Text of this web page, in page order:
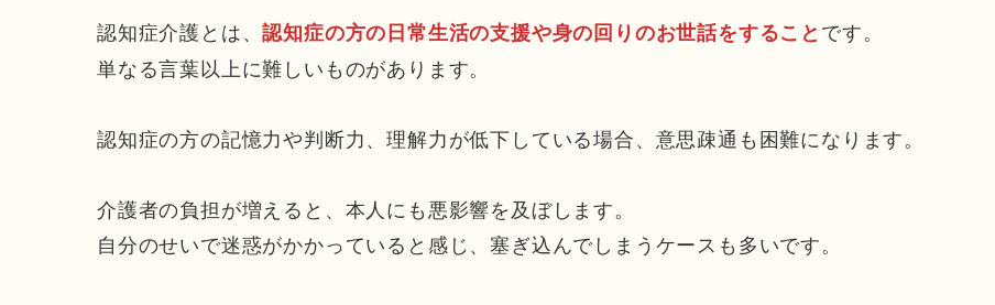
認知症介護とは、認知症の方の日常生活の支援や身の回りのお世話をすることです。
単なる言葉以上に難しいものがあります。
認知症の方の記憶力や判断力、理解力が低下している場合、意思疎通も困難になります。
介護者の負担が増えると、本人にも悪影響を及ぼします。
自分のせいで迷惑がかかっていると感じ、塞ぎ込んでしまうケースも多いです。